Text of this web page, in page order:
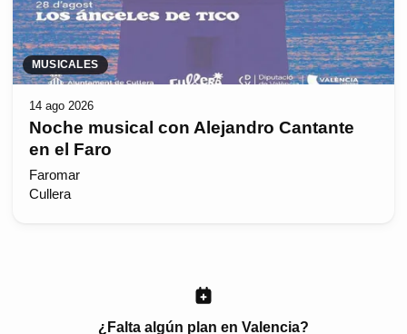
MUSICALES
14 ago 2026
Noche musical con Alejandro Cantante
en el Faro
Faromar
Cullera
¿Falta algún plan en Valencia?